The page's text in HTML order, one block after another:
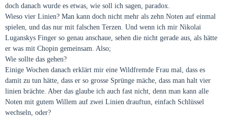
doch danach wurde es etwas, wie soll ich sagen, paradox.
Wieso vier Linien? Man kann doch nicht mehr als zehn Noten auf einmal
spielen, und das nur mit falschen Terzen. Und wenn ich mir Nikolai
Luganskys Finger so genau anschaue, sehen die nicht gerade aus, als hätte
er was mit Chopin gemeinsam. Also;
Wie sollte das gehen?
Einige Wochen danach erklärt mir eine Wildfremde Frau mal, dass es
damit zu tun hätte, dass er so grosse Sprünge mäche, dass man halt vier
linien brächte. Aber das glaube ich auch fast nicht, denn man kann alle
Noten mit gutem Willem auf zwei Linien drauftun, einfach Schlüssel
wechseln, oder?